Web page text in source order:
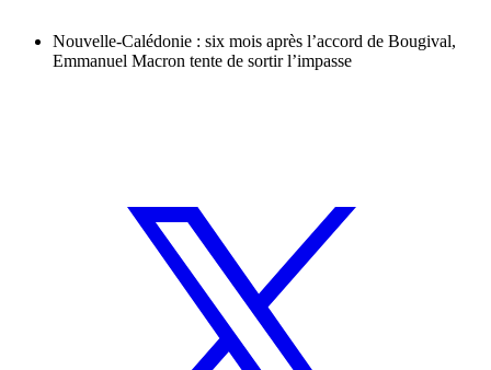
Nouvelle-Calédonie : six mois après l’accord de Bougival,
Emmanuel Macron tente de sortir l’impasse